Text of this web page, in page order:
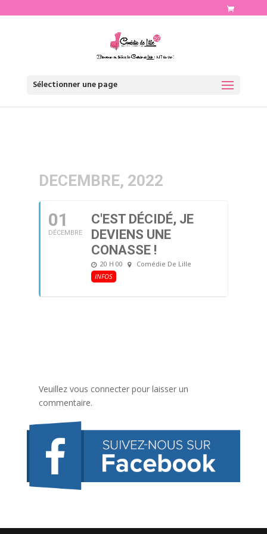
Sélectionner une page
DECEMBRE, 2022
01
DÉCEMBRE
C'EST DÉCIDÉ, JE
DEVIENS UNE
CONASSE !
20 H 00
Comédie De Lille
INFOS
Veuillez vous connecter pour laisser un
commentaire.